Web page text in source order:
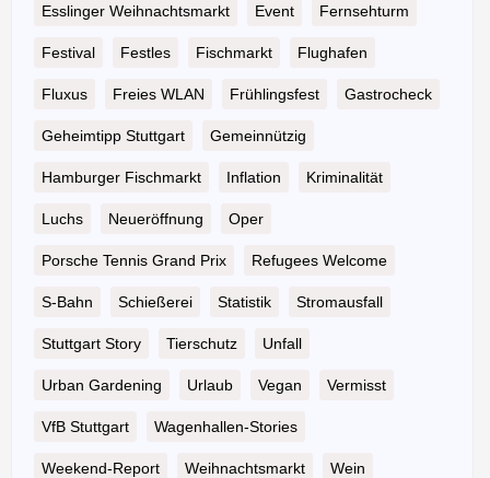
Esslinger Weihnachtsmarkt Event Fernsehturm
Festival Festles Fischmarkt Flughafen
Fluxus Freies WLAN Frühlingsfest Gastrocheck
Geheimtipp Stuttgart Gemeinnützig
Hamburger Fischmarkt Inflation Kriminalität
Luchs Neueröffnung Oper
Porsche Tennis Grand Prix Refugees Welcome
S-Bahn Schießerei Statistik Stromausfall
Stuttgart Story Tierschutz Unfall
Urban Gardening Urlaub Vegan Vermisst
VfB Stuttgart Wagenhallen-Stories
Weekend-Report Weihnachtsmarkt Wein